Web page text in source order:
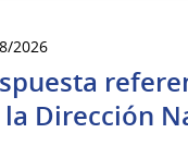
2026
la Dirección